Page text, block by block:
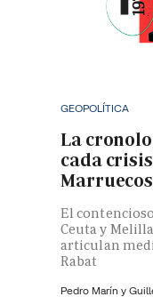
GEOPOLÍTICA
La
cada
Marruecos
El
Ceuta y
articulan
Rabat
Pedro Marín y